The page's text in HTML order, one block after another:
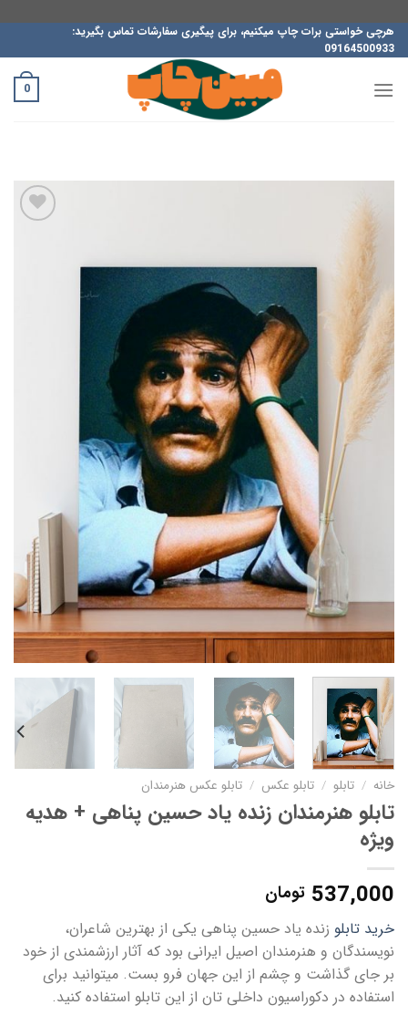
محتوا
بروید
هرچی خواستی برات چاپ میکنیم، برای پیگیری سفارشات تماس بگیرید:
09164500933
0
خانه / تابلو / تابلو عکس / تابلو عکس هنرمندان
تابلو هنرمندان زنده یاد حسین پناهی + هدیه
ویژه
537,000 تومان
خرید تابلو زنده یاد حسین پناهی یکی از بهترین شاعران،
نویسندگان و هنرمندان اصیل ایرانی بود که آثار ارزشمندی از خود
بر جای گذاشت و چشم از این جهان فرو بست. میتوانید برای
استفاده در دکوراسیون داخلی تان از این تابلو استفاده کنید.